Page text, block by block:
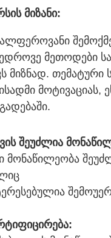
მიზანი:
მეთოდები
მიზნად. თემატური
მოტივაციას,
შეუძლია
მონაწილეობა